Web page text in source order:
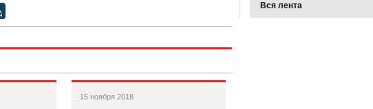
15 ноября 2018
Вся лента